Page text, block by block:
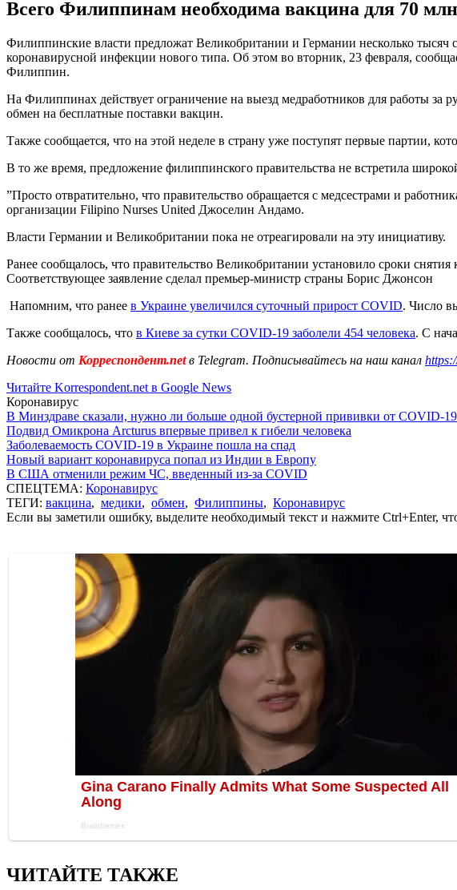
Всего Филиппинам необходима вакцина для 70
Филиппинские власти предложат Великобритании и Германии несколько
коронавирусной инфекции нового типа. Об этом во вторник, 23 февраля,
Филиппин.
На Филиппинах действует ограничение на выезд медработников для работы за
обмен на бесплатные поставки вакцин.
Также сообщается, что на этой неделе в страну уже поступят первые партии,
В то же время, предложение филиппинского правительства не встретила
”Просто отвратительно, что правительство обращается с медсестрами и
организации Filipinо Nurses United Джоселин Андамо.
Власти Германии и Великобритании пока не отреагировали на эту инициативу.
Ранее сообщалось, что правительство Великобритании установило сроки
Соответствующее заявление сделал премьер-министр страны Борис Джонсон
Напомним, что ранее в Украине увеличился суточный прирост COVID. Число
Также сообщалось, что в Киеве за сутки COVID-19 заболели 454 человека. С
Новости от Корреспондент.netв Telegram. Подписывайтесь на наш канал
Читайте Korrespondent.net в Google News
Коронавирус
В Минздраве сказали, нужно ли больше одной бустерной прививки от COVID-19
Подвид Омикрона Arcturus впервые привел к гибели человека
Заболеваемость COVID-19 в Украине пошла на спад
Новый вариант коронавируса попал из Индии в Европу
В США отменили режим ЧС, введенный из-за COVID
СПЕЦТЕМА: Коронавирус
ТЕГИ: вакцина, медики, обмен, Филиппины, Коронавирус
Если вы заметили ошибку, выделите необходимый текст и нажмите Ctrl+Enter,
ЧИТАЙТЕ ТАКЖЕ